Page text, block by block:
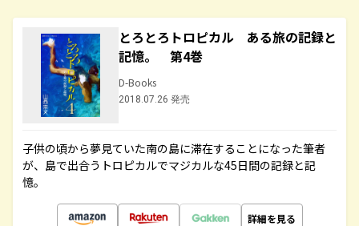
とろとろトロピカル ある旅の記録と
記憶。 第4巻
D-Books
2018.07.26 発売
子供の頃から夢見ていた南の島に滞在することになった筆者
が、島で出合うトロピカルでマジカルな45日間の記録と記
憶。
詳細を見る